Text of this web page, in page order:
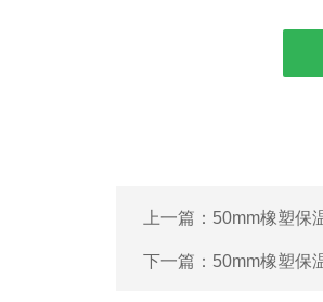
上一篇： 50mm橡塑保
下一篇： 50mm橡塑保